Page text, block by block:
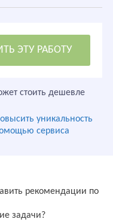
ЭТУ РАБОТУ
стоить дешевле
уникальность
сервиса
рекомендации по
задачи?